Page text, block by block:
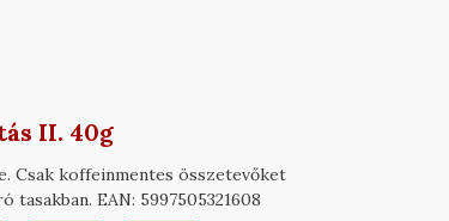
II. 40g
Csak koffeinmentes összetevőket
EAN: 5997505321608